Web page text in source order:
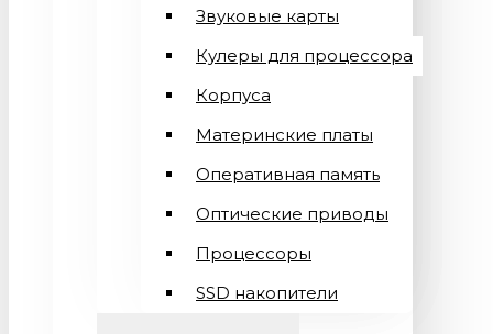
Звуковые карты
Кулеры для процессора
Корпуса
Материнские платы
Оперативная память
Оптические приводы
Процессоры
SSD накопители